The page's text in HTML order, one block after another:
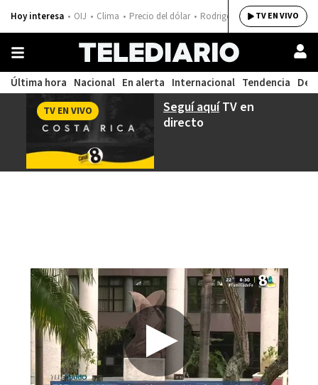
Hoy interesa OIJ Clima Precio del dólar Rodrigo ChavesTV EN VIVO
Última hora Nacional En alerta Internacional Tendencia
Seguí aquíTV en
directo
TV EN VIVO